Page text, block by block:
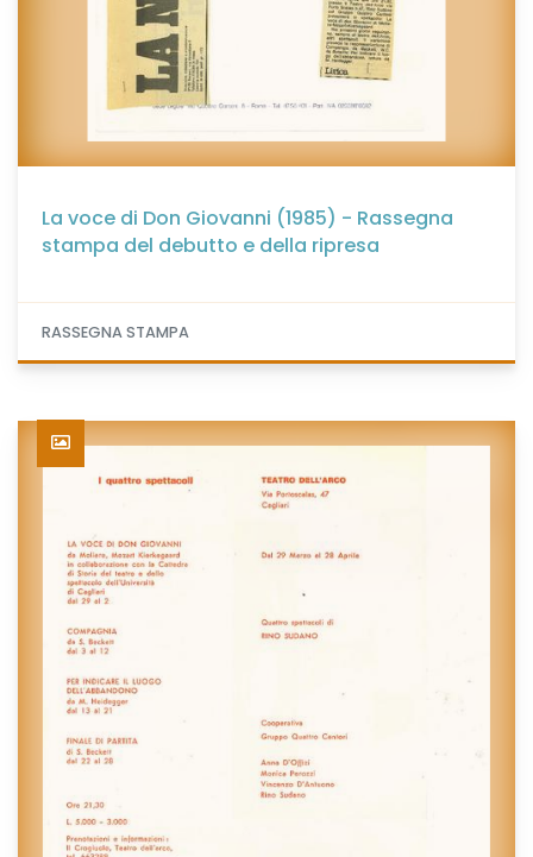
La voce di Don Giovanni (1985) - Rassegna
stampa del debutto e della ripresa
RASSEGNA STAMPA